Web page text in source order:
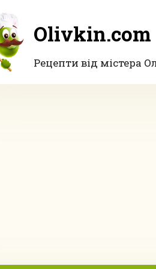
Olivkin.com
Рецепти від містера